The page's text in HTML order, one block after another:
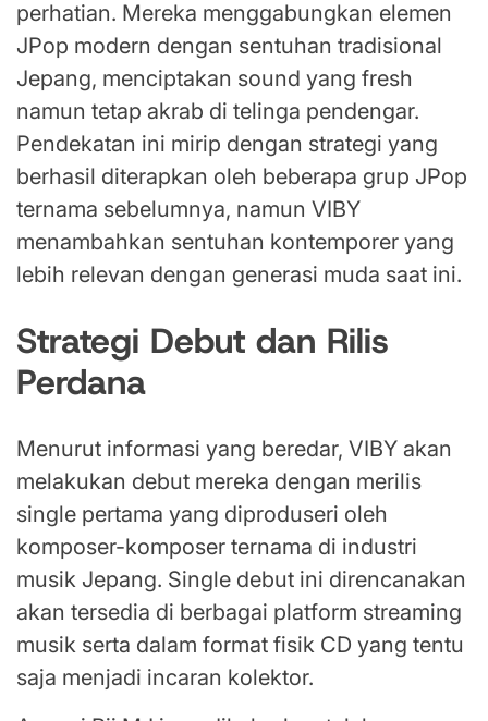
perhatian. Mereka menggabungkan elemen
JPop modern dengan sentuhan tradisional
Jepang, menciptakan sound yang fresh
namun tetap akrab di telinga pendengar.
Pendekatan ini mirip dengan strategi yang
berhasil diterapkan oleh beberapa grup JPop
ternama sebelumnya, namun VIBY
menambahkan sentuhan kontemporer yang
lebih relevan dengan generasi muda saat ini.
Strategi Debut dan Rilis
Perdana
Menurut informasi yang beredar, VIBY akan
melakukan debut mereka dengan merilis
single pertama yang diproduseri oleh
komposer-komposer ternama di industri
musik Jepang. Single debut ini direncanakan
akan tersedia di berbagai platform streaming
musik serta dalam format fisik CD yang tentu
saja menjadi incaran kolektor.